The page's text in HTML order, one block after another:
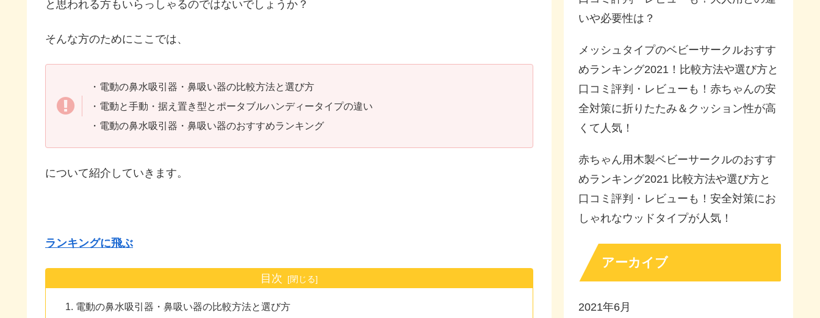
と思われる方もいらっしゃるのではないでしょうか？
そんな方のためにここでは、
・電動の鼻水吸引器・鼻吸い器の比較方法と選び方
・電動と手動・据え置き型とポータブルハンディータイプの違い
・電動の鼻水吸引器・鼻吸い器のおすすめランキング
について紹介していきます。
ランキングに飛ぶ
目次
電動の鼻水吸引器・鼻吸い器の比較方法と選び方
いや必要性は？
メッシュタイプのベビーサークルおすす
めランキング2021！比較方法や選び方と
口コミ評判・レビューも！赤ちゃんの安
全対策に折りたたみ＆クッション性が高
くて人気！
赤ちゃん用木製ベビーサークルのおすす
めランキング2021 比較方法や選び方と
口コミ評判・レビューも！安全対策にお
しゃれなウッドタイプが人気！
アーカイブ
2021年6月